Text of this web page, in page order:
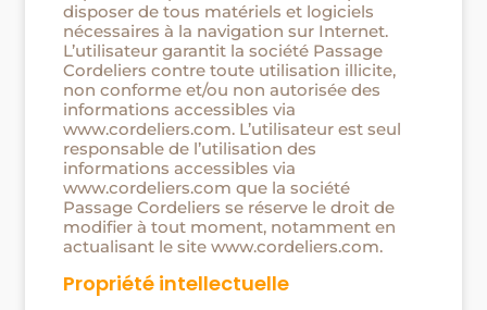
disposer de tous matériels et logiciels
nécessaires à la navigation sur Internet.
L’utilisateur garantit la société Passage
Cordeliers contre toute utilisation illicite,
non conforme et/ou non autorisée des
informations accessibles via
www.cordeliers.com. L’utilisateur est seul
responsable de l’utilisation des
informations accessibles via
www.cordeliers.com que la société
Passage Cordeliers se réserve le droit de
modifier à tout moment, notamment en
actualisant le site www.cordeliers.com.
Propriété intellectuelle